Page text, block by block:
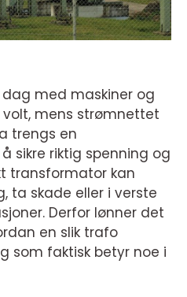
med maskiner og
mens strømnettet
trengs en
sikre riktig spenning og
transformator kan
ta skade eller i verste
Derfor lønner det
en slik trafo
som faktisk betyr noe i